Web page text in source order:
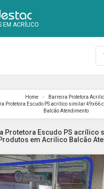
EM ACRÍLICO
Home
Barreira Protetora
Protetora Escudo PS acrílico similar 49x66
Balcão Atendimento
Protetora Escudo PS acrílico
em Acrilico Balcão